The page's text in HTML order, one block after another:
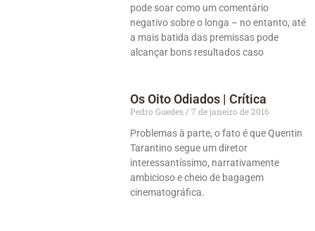
pode soar como um comentário
negativo sobre o longa – no entanto, até
a mais batida das premissas pode
alcançar bons resultados caso
Os Oito Odiados | Crítica
Pedro Guedes
7 de janeiro de 2016
Problemas à parte, o fato é que Quentin
Tarantino segue um diretor
interessantíssimo, narrativamente
ambicioso e cheio de bagagem
cinematográfica.